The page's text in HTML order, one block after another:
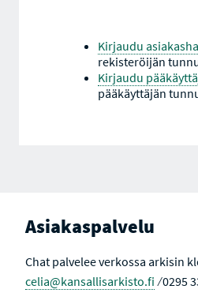
Kirjaudu
rekisteröijän
Kirjaudu
pääkäyttäjän
Asiakaspalvelu
Chat palvelee verkossa arkisin
celia@kansallisarkisto.fi ⁄ 0295